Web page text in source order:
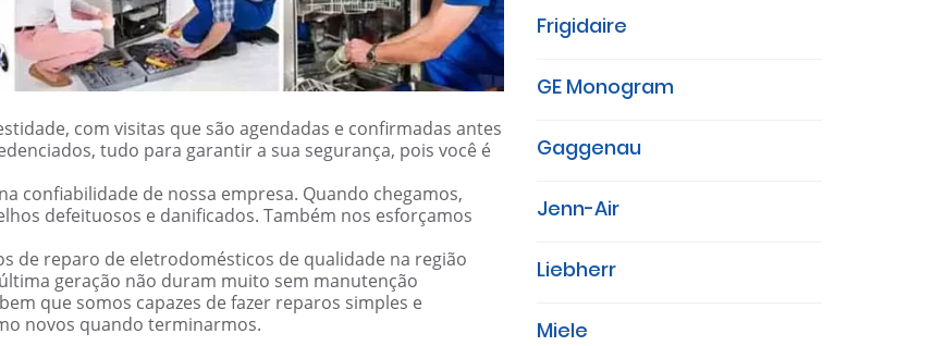
com visitas que são agendadas e confirmadas antes
tudo para garantir a sua segurança, pois você é
confiabilidade de nossa empresa. Quando chegamos,
defeituosos e danificados. Também nos esforçamos
de reparo de eletrodomésticos de qualidade na região
geração não duram muito sem manutenção
que somos capazes de fazer reparos simples e
novos quando terminarmos.
Frigidaire
GE Monogram
Gaggenau
Jenn-Air
Liebherr
Miele